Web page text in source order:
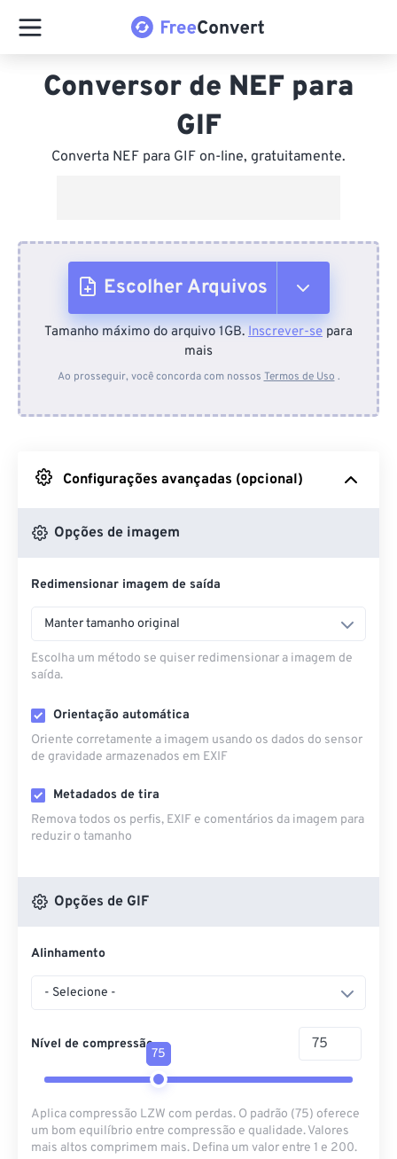
Conversor de NEF para
GIF
Converta NEF para GIF on-line, gratuitamente.
Escolher Arquivos
Do dispositivo
Do Google Drive
Do OneDrive
Da URL
Tamanho máximo do arquivo 1GB. Inscrever-se para
mais
Ao prosseguir, você concorda com nossos Termos de Uso .
Configurações avançadas (opcional)
Opções de imagem
Redimensionar imagem de saída
Manter tamanho original
Escolha um método se quiser redimensionar a imagem de
saída.
Orientação automática
Oriente corretamente a imagem usando os dados do sensor
de gravidade armazenados em EXIF
Metadados de tira
Remova todos os perfis, EXIF ​​e comentários da imagem para
reduzir o tamanho
Opções de GIF
Alinhamento
- Selecione -
Nível de compressão
75
Aplica compressão LZW com perdas. O padrão (75) oferece
um bom equilíbrio entre compressão e qualidade. Valores
mais altos comprimem mais. Defina um valor entre 1 e 200.